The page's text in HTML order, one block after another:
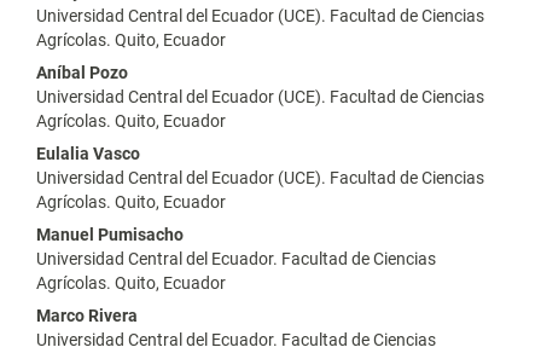
Universidad Central del Ecuador (UCE). Facultad de Ciencias
Agrícolas. Quito, Ecuador
Aníbal Pozo
Universidad Central del Ecuador (UCE). Facultad de Ciencias
Agrícolas. Quito, Ecuador
Eulalia Vasco
Universidad Central del Ecuador (UCE). Facultad de Ciencias
Agrícolas. Quito, Ecuador
Manuel Pumisacho
Universidad Central del Ecuador. Facultad de Ciencias
Agrícolas. Quito, Ecuador
Marco Rivera
Universidad Central del Ecuador. Facultad de Ciencias